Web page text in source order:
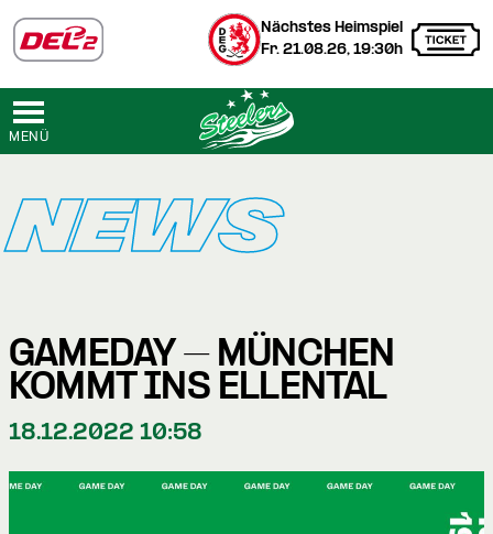
Nächstes Heimspiel
Fr. 21.08.26, 19:30h
MENÜ
NEWS
GAMEDAY – MÜNCHEN
KOMMT INS ELLENTAL
18.12.2022 10:58